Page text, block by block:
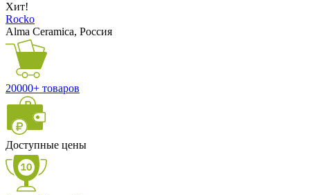
Хит!
Rocko
Alma Ceramica, Россия
20000+ товаров
Доступные цены